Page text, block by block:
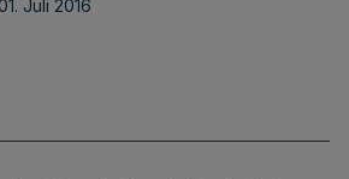
Juli 2016